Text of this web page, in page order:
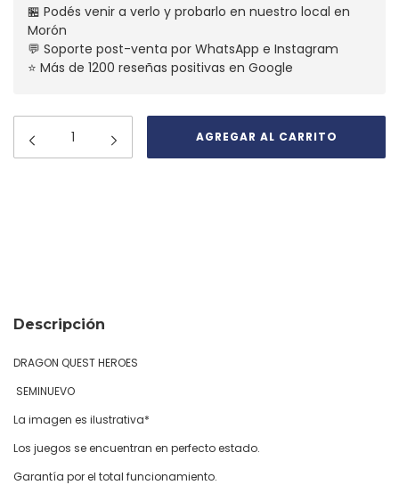
🏪 Podés venir a verlo y probarlo en nuestro local en
Morón
💬 Soporte post-venta por WhatsApp e Instagram
⭐ Más de 1200 reseñas positivas en Google
Descripción
DRAGON QUEST HEROES
SEMINUEVO
La imagen es ilustrativa*
Los juegos se encuentran en perfecto estado.
Garantía por el total funcionamiento.